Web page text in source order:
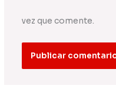
vez que comente.